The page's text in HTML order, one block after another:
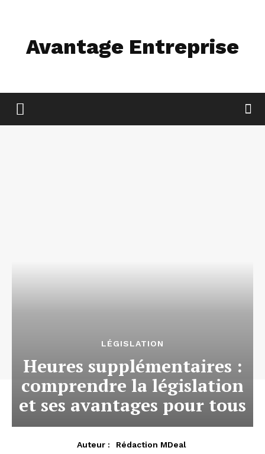
Avantage Entreprise
LÉGISLATION
Heures supplémentaires :
comprendre la législation
et ses avantages pour tous
Auteur :
Rédaction MDeal